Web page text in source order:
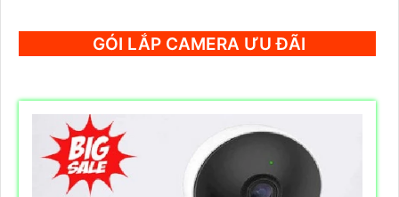
GÓI LẮP CAMERA ƯU ĐÃI